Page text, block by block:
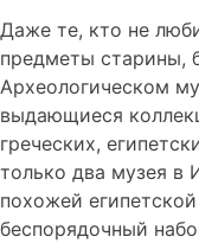
Даже те, кто не
предметы старины,
Археологическом
выдающиеся
греческих,
только два музея в
похожей
беспорядочный